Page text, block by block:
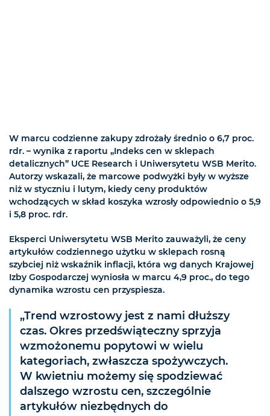
W marcu codzienne zakupy zdrożały średnio o 6,7 proc.
rdr. – wynika z raportu „Indeks cen w sklepach
detalicznych” UCE Research i Uniwersytetu WSB Merito.
Autorzy wskazali, że marcowe podwyżki były w wyższe
niż w styczniu i lutym, kiedy ceny produktów
wchodzących w skład koszyka wzrosły odpowiednio o 5,9
i 5,8 proc. rdr.
Eksperci Uniwersytetu WSB Merito zauważyli, że ceny
artykułów codziennego użytku w sklepach rosną
szybciej niż wskaźnik inflacji, która wg danych Krajowej
Izby Gospodarczej wyniosła w marcu 4,9 proc., do tego
dynamika wzrostu cen przyspiesza.
„Trend wzrostowy jest z nami dłuższy
czas. Okres przedświąteczny sprzyja
wzmożonemu popytowi w wielu
kategoriach, zwłaszcza spożywczych.
W kwietniu możemy się spodziewać
dalszego wzrostu cen, szczególnie
artykułów niezbędnych do